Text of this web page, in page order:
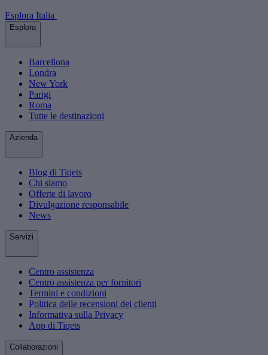
Esplora Italia
Esplora
Barcellona
Londra
New York
Parigi
Roma
Tutte le destinazioni
Azienda
Blog di Tiqets
Chi siamo
Offerte di lavoro
Divulgazione responsabile
News
Servizi
Centro assistenza
Centro assistenza per fornitori
Termini e condizioni
Politica delle recensioni dei clienti
Informativa sulla Privacy
App di Tiqets
Collaborazioni